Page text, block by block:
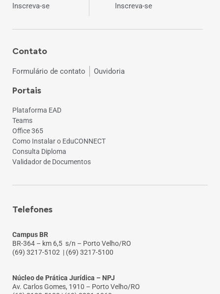
Inscreva-se
Inscreva-se
Contato
Formulário de contato Ouvidoria
Portais
Plataforma EAD
Teams
Office 365
Como Instalar o EduCONNECT
Consulta Diploma
Validador de Documentos
Telefones
Campus BR
BR-364 – km 6,5 s/n – Porto Velho/RO
(69) 3217-5102 | (69) 3217-5100
Núcleo de Prática Jurídica – NPJ
Av. Carlos Gomes, 1910 – Porto Velho/RO